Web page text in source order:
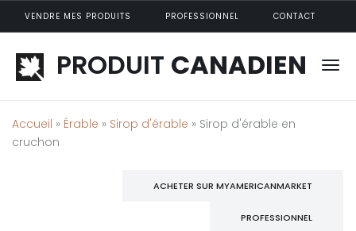
Aller au contenu principal
VENDRE MES PRODUITS PROFESSIONNEL CONTACT
PRODUIT CANADIEN
Accueil » Érable » Sirop d'érable » Sirop d'érable en
cruchon
ACHETER SUR MYAMERICANMARKET
PROFESSIONNEL